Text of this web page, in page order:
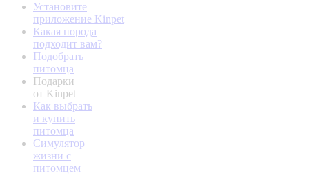
Установите
приложение Kinpet
Какая порода
подходит вам?
Подобрать
питомца
Подарки
от Kinpet
Как выбрать
и купить
питомца
Симулятор
жизни с
питомцем